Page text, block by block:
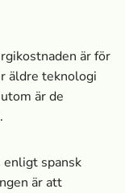
är för
äldre teknologi
är de
enligt spansk
är att